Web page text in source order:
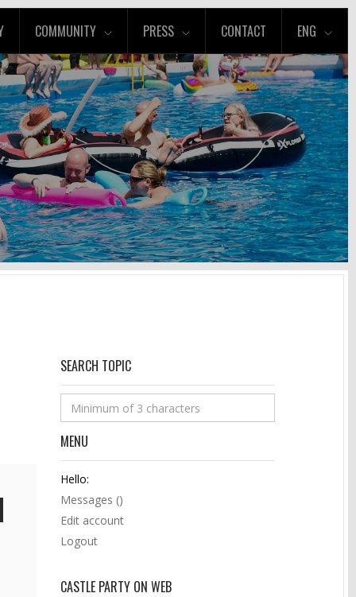
COMMUNITY PRESS CONTACT ENG
SEARCH TOPIC
MENU
Hello:
Messages ()
Edit account
Logout
CASTLE PARTY ON WEB